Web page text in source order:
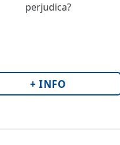
perjudica?
+ INFO